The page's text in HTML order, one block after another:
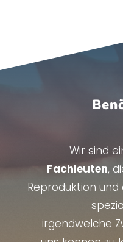
Wir sind
Fachleuten,
Reproduktion und
irgendwelche